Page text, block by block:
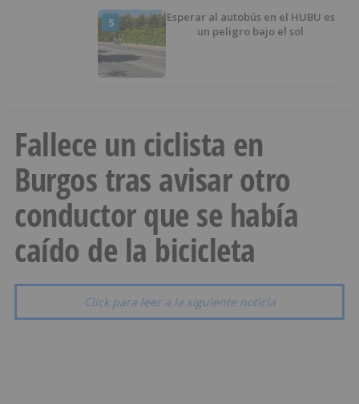
5
Esperar al autobús en el HUBU es
un peligro bajo el sol
Fallece un ciclista en
Burgos tras avisar otro
conductor que se había
caído de la bicicleta
Click para leer a la siguiente noticia